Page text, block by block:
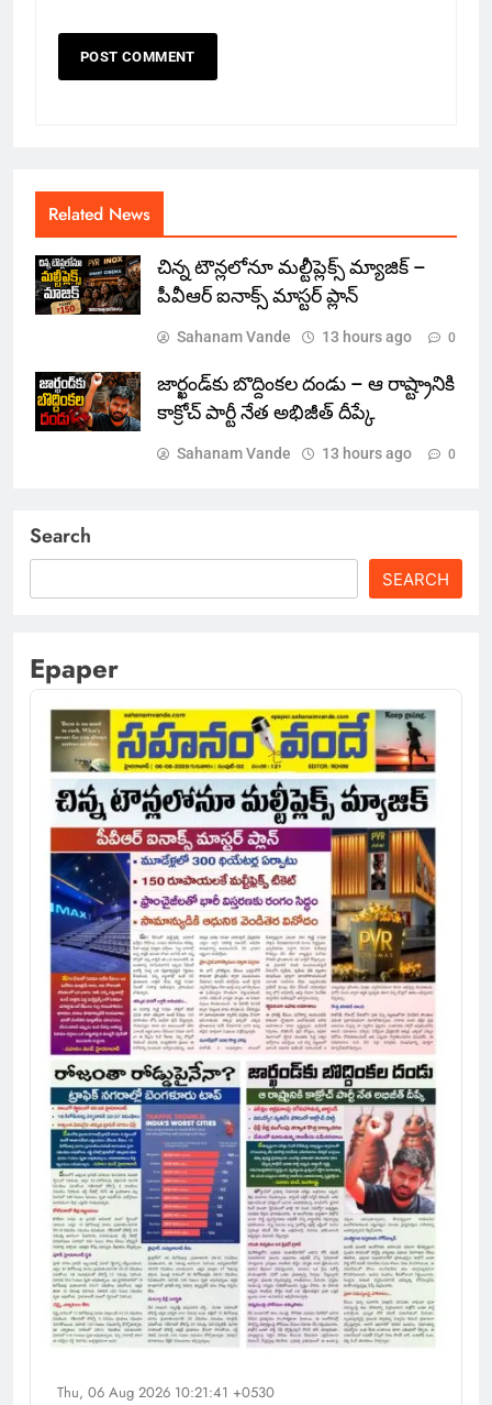
Related News
చిన్న టౌన్లలోనూ మల్టీప్లెక్స్‌ మ్యాజిక్ –
పీవీఆర్ ఐనాక్స్ మాస్టర్ ప్లాన్
Sahanam Vande 13 hours ago 0
జార్ఖండ్‌కు బొద్దింకల దండు – ఆ రాష్ట్రానికి
కాక్రోచ్ పార్టీ నేత అభిజీత్ దీప్కే
Sahanam Vande 13 hours ago 0
Search
SEARCH
Epaper
Thu, 06 Aug 2026 10:21:41 +0530